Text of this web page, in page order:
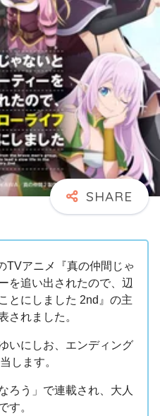
TVアニメ『真の仲間じゃ
を追い出されたので、辺
とにしました 2nd』の主
されました。
いにしお、エンディング
します。
ろう」で連載され、大人
す。